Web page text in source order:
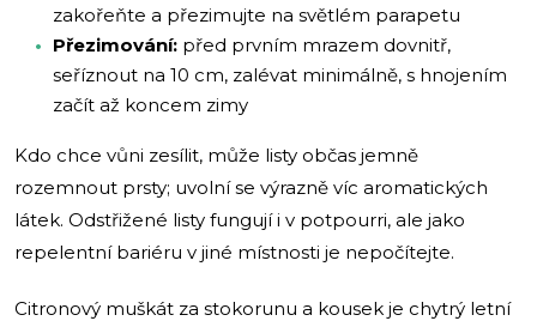
zakořeňte a přezimujte na světlém parapetu
Přezimování: před prvním mrazem dovnitř,
seříznout na 10 cm, zalévat minimálně, s hnojením
začít až koncem zimy
Kdo chce vůni zesílit, může listy občas jemně
rozemnout prsty; uvolní se výrazně víc aromatických
látek. Odstřižené listy fungují i v potpourri, ale jako
repelentní bariéru v jiné místnosti je nepočítejte.
Citronový muškát za stokorunu a kousek je chytrý letní